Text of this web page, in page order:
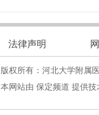
法律声明
版权所有：河北大学附
本网站由 保定频道 提供